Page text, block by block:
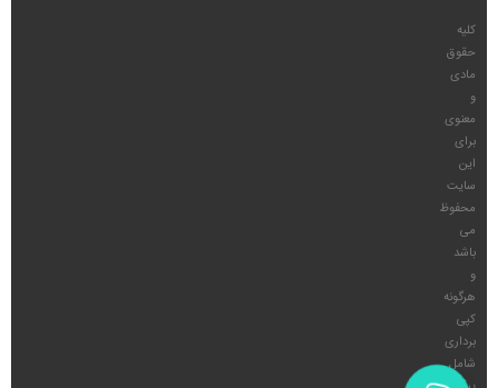
کلیه
حقوق
مادی
و
معنوی
برای
این
سایت
محفوظ
می
باشد
و
هرگونه
کپی
برداری
شامل